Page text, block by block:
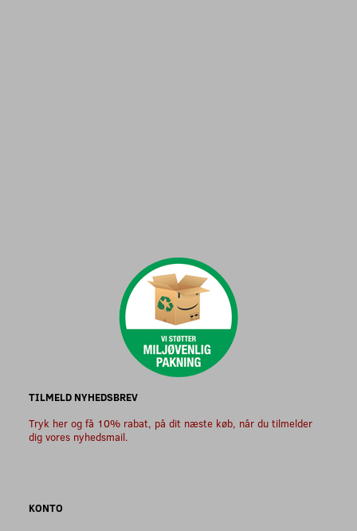
TILMELD NYHEDSBREV
Tryk her og få 10% rabat, på dit næste køb, når du tilmelder
dig vores nyhedsmail.
KONTO